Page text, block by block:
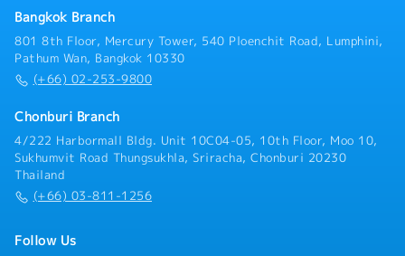
Bangkok Branch
801 8th Floor, Mercury Tower, 540 Ploenchit Road, Lumphini,
Pathum Wan, Bangkok 10330
(+66) 02-253-9800
Chonburi Branch
4/222 Harbormall Bldg. Unit 10C04-05, 10th Floor, Moo 10,
Sukhumvit Road Thungsukhla, Sriracha, Chonburi 20230
Thailand
(+66) 03-811-1256
Follow Us